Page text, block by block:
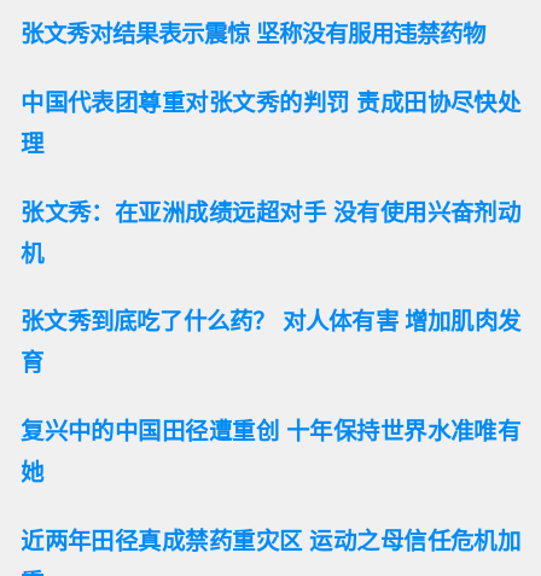
张文秀对结果表示震惊 坚称没有服用违禁药物
中国代表团尊重对张文秀的判罚 责成田协尽快处
理
张文秀：在亚洲成绩远超对手 没有使用兴奋剂动
机
张文秀到底吃了什么药？ 对人体有害 增加肌肉发
育
复兴中的中国田径遭重创 十年保持世界水准唯有
她
近两年田径真成禁药重灾区 运动之母信任危机加